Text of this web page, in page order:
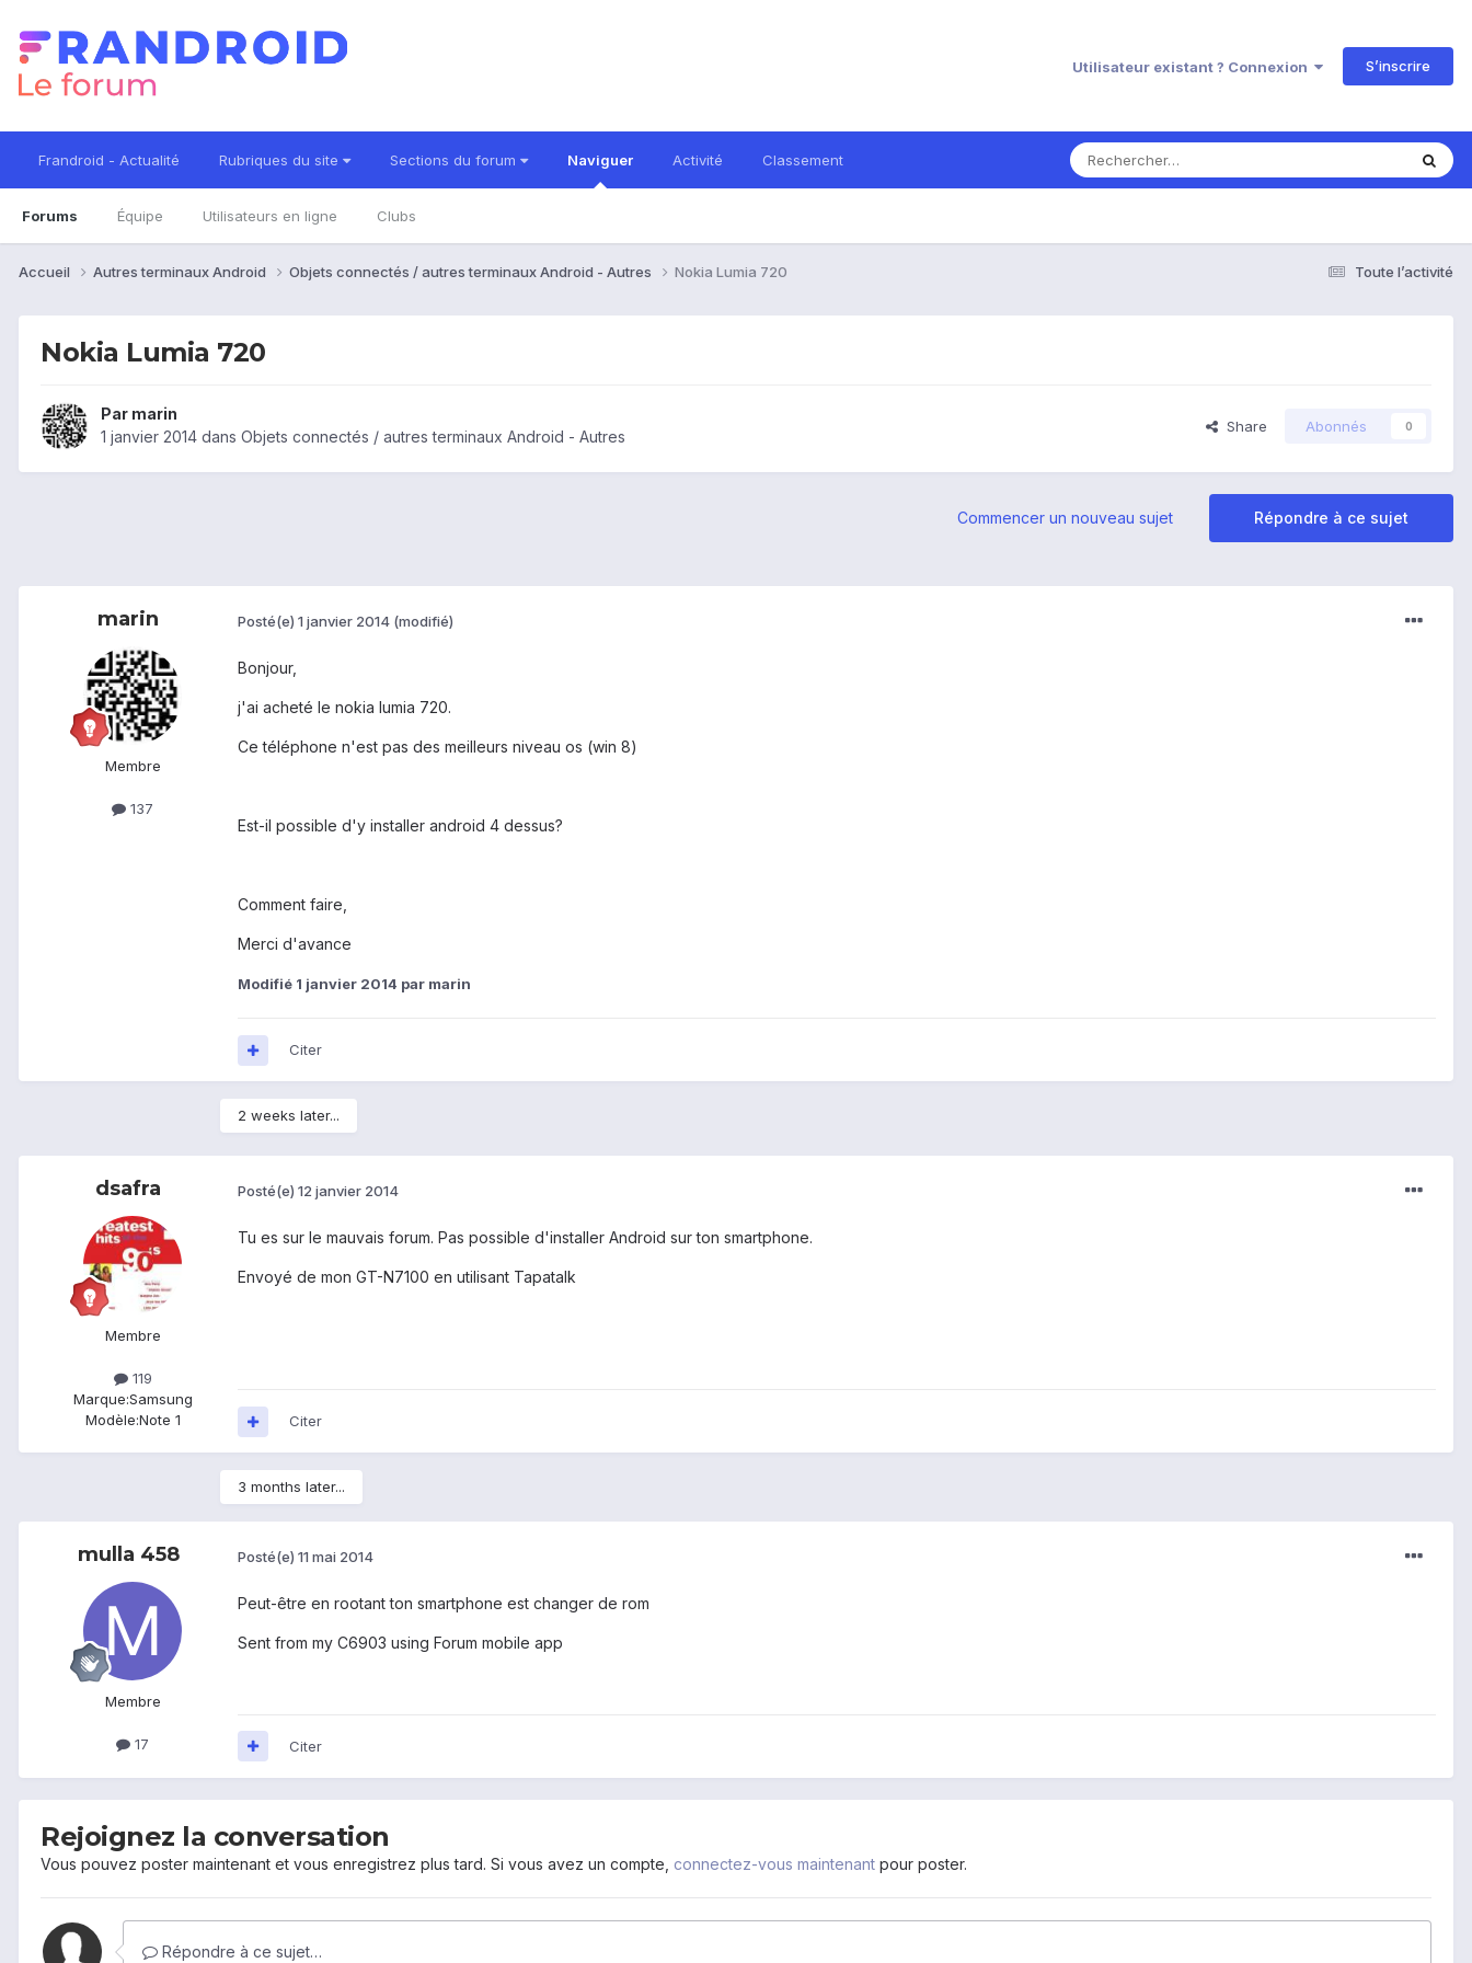
Utilisateur existant ? Connexion S’inscrire
Frandroid - Actualité Rubriques du site Sections du forum Naviguer
Forums Équipe Utilisateurs en ligne Clubs
Activité Classement
Toute l’activité
Accueil Autres terminaux Android Objets connectés / autres terminaux Android - Autres Nokia Lumia 720
Nokia Lumia 720
Par marin
1 janvier 2014 dans Objets connectés / autres terminaux Android - Autres
Share Abonnés 0
Répondre à ce sujet
Commencer un nouveau sujet
marin
Membre
137
Posté(e) 1 janvier 2014 (modifié)
Bonjour,
j'ai acheté le nokia lumia 720.
Ce téléphone n'est pas des meilleurs niveau os (win 8)
Est-il possible d'y installer android 4 dessus?
Comment faire,
Merci d'avance
Modifié 1 janvier 2014 par marin
Citer
2 weeks later...
dsafra
Membre
119
Marque:Samsung
Modèle:Note 1
Posté(e) 12 janvier 2014
Tu es sur le mauvais forum. Pas possible d'installer Android sur ton smartphone.
Envoyé de mon GT-N7100 en utilisant Tapatalk
Citer
3 months later...
mulla 458
Membre
17
Posté(e) 11 mai 2014
Peut-être en rootant ton smartphone est changer de rom
Sent from my C6903 using Forum mobile app
Citer
Rejoignez la conversation
Vous pouvez poster maintenant et vous enregistrez plus tard. Si vous avez un compte, connectez-vous maintenant pour poster.
Répondre à ce sujet…